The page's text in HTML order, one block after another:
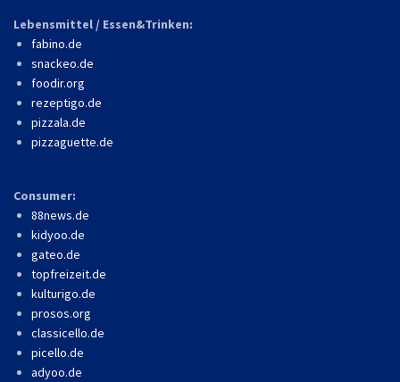
Lebensmittel / Essen&Trinken:
fabino.de
snackeo.de
foodir.org
rezeptigo.de
pizzala.de
pizzaguette.de
Consumer:
88news.de
kidyoo.de
gateo.de
topfreizeit.de
kulturigo.de
prosos.org
classicello.de
picello.de
adyoo.de